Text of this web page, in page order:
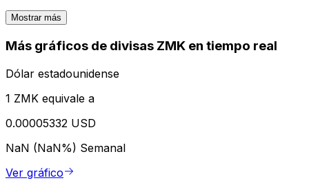
Mostrar más
Más gráficos de divisas ZMK en tiempo real
Dólar estadounidense
1 ZMK equivale a
0.00005332 USD
NaN (NaN%) Semanal
Ver gráfico